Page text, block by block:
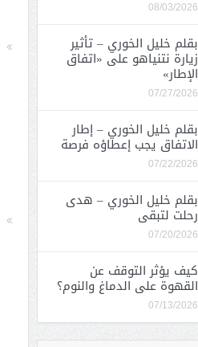
08/03/2026
بقلم خليل الخوري – تأثير
زيارة نتنياهو على «اتفاق
الإطار»
07/27/2026
بقلم خليل الخوري – إطار
الاتفاق يجب إعطاؤه فرصة
07/22/2026
بقلم خليل الخوري – هدى
رحلت لتبقى
07/20/2026
كيف يؤثر التوقف عن
القهوة على الدماغ والنوم؟
07/13/2026